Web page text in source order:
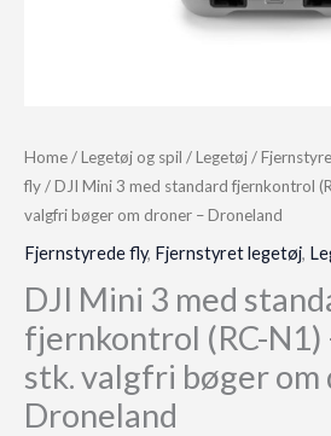
Home/Legetøj og spil /Legetøj/
fly/ DJI Mini 3 med standard fjernkontrol
valgfri bøger om droner – Droneland
Fjernstyrede fly, Fjernstyret legetøj,
DJI Mini 3 med
fjernkontrol (RC-N1)
stk. valgfri bøger om
Droneland